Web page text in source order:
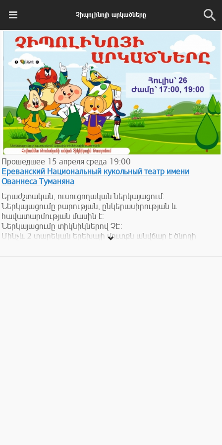
Չիպոլինոյի արկածները
Прошедшее 15 апреля среда 19:00
Ереванский Национальный кукольный театр имени
Ованнеса Туманяна
Երաժշտական, ուսուցողական ներկայացում:
Ներկայացումը բարության, ընկերասիրության և
հավատարմության մասին է:
Ներկայացումը տիկնիկներով ՉԷ:
Մինչև 2 տարեկան երեխայի մուտքն անվճար է ծնողի